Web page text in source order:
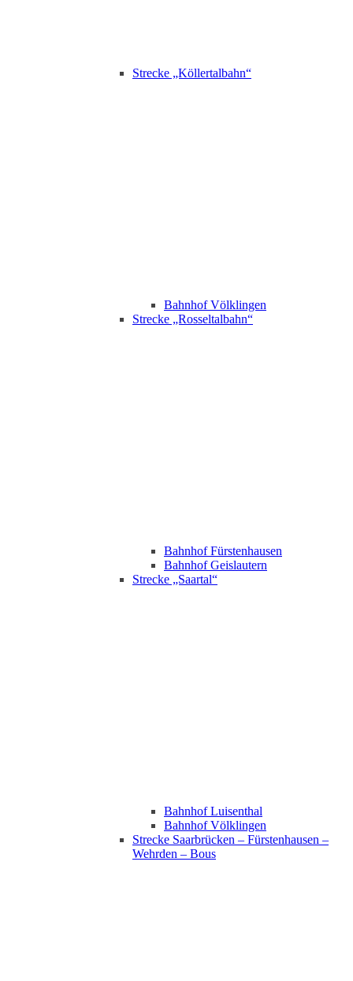
Strecke „Köllertalbahn“
Bahnhof Völklingen
Strecke „Rosseltalbahn“
Bahnhof Fürstenhausen
Bahnhof Geislautern
Strecke „Saartal“
Bahnhof Luisenthal
Bahnhof Völklingen
Strecke Saarbrücken – Fürstenhausen –
Wehrden – Bous